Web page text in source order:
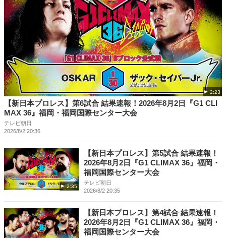
2:23
【新日本プロレス】第6試合 結果速報！2026年8月2日『G1 CLI
MAX 36』福岡・福岡国際センター大会
テレビ朝日
2026/8/2 20:36
2:35
【新日本プロレス】第5試合 結果速報！
2026年8月2日『G1 CLIMAX 36』福岡・
福岡国際センター大会
テレビ朝日
2026/8/2 20:35
【新日本プロレス】第4試合 結果速報！
2026年8月2日『G1 CLIMAX 36』福岡・
福岡国際センター大会